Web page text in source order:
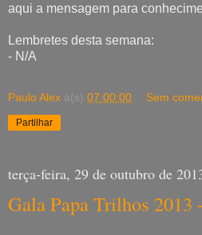
aqui a mensagem para
Lembretes desta semana:
- N/A
Paulo Alex à(s) 07:00:00 Sem
Partilhar
terça-feira, 29 de outubro de
Gala Papa Trilhos 2013